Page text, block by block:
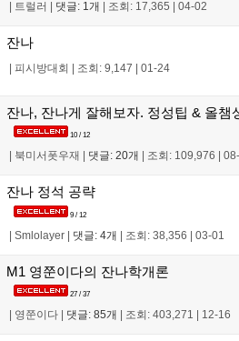
| 트럴러 | 댓글: 1개 | 조회: 17,365 | 04-02
잔나
| 피시방대회 | 조회: 9,147 | 01-24
잔나, 잔나게 잘해보자. 정성팁 & 올챔
10 / 12
북미서폿우재 댓글: 20개 조회: 109,976
잔나 정석 공략
9 / 12
| Smlolayer | 댓글: 4개 | 조회: 38,356 | 03-01
M1 영쭌이다의 잔나학개론
27 / 37
| 영쭌이다 | 댓글: 85개 | 조회: 403,271 | 12-16